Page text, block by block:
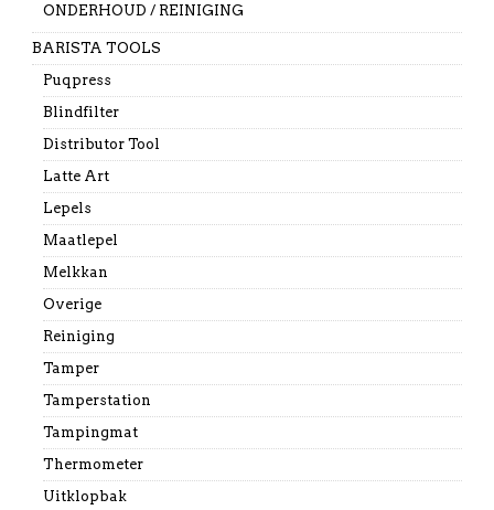
ONDERHOUD / REINIGING
BARISTA TOOLS
Puqpress
Blindfilter
Distributor Tool
Latte Art
Lepels
Maatlepel
Melkkan
Overige
Reiniging
Tamper
Tamperstation
Tampingmat
Thermometer
Uitklopbak